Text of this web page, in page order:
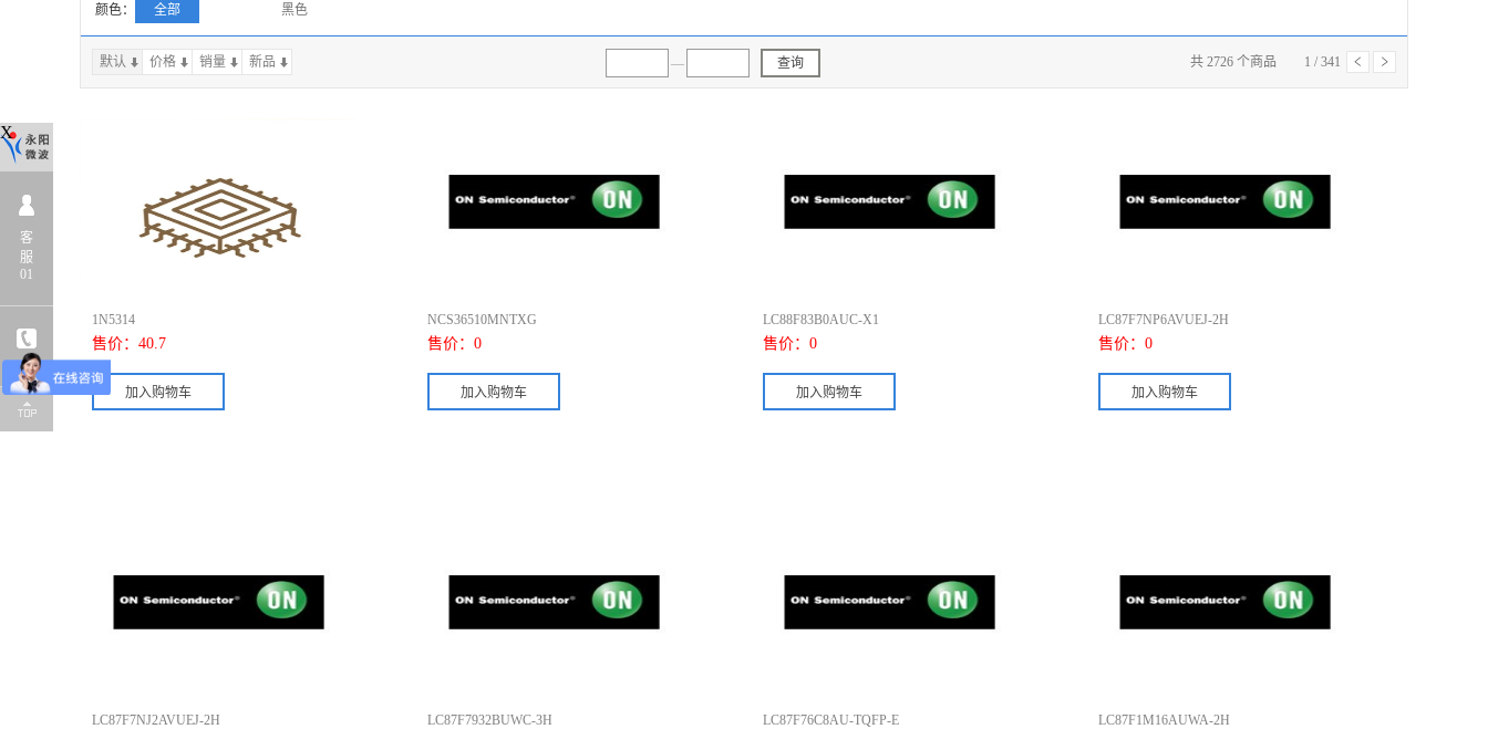
颜色： 全部 黑色
默认 价格 销量 新品 — 查询 共 2726 个商品 1 / 341
上一页下一页
1N5314
售价： 40.7
NCS36510MNTXG
售价： 0
LC88F83B0AUC-X1
售价： 0
LC87F7NP6AVUEJ-2H
售价： 0
LC87F7NJ2AVUEJ-2H LC87F7932BUWC-3H LC87F76C8AU-TQFP-E LC87F1M16AUWA-2H
X
客
服
01